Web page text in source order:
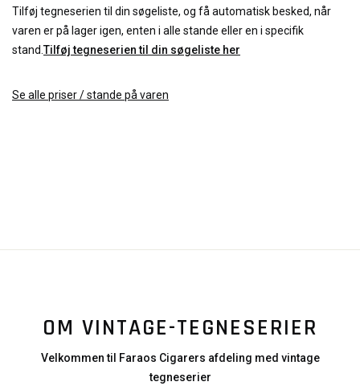
Tilføj tegneserien til din søgeliste, og få automatisk besked, når
varen er på lager igen, enten i alle stande eller en i specifik
stand.Tilføj tegneserien til din søgeliste her
Se alle priser / stande på varen
OM VINTAGE-TEGNESERIER
Velkommen til Faraos Cigarers afdeling med vintage
tegneserier